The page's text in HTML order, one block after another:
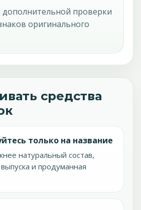
проверки
оригинального
средства
только на название
натуральный состав,
и продуманная